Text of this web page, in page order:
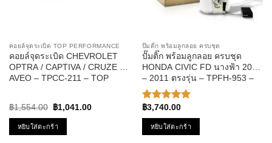
คอยล์จุดระเบิด TOP PERFORMANCE
คอยล์จุดระเบิด CHEVROLET
OPTRA / CAPTIVA / CRUZE /
AVEO – TPCC-211 – TOP
฿1,554.00
Original
was:
฿1,554.00.
฿1,041.00Current
หยิบใส่ตะกร้า
ปั๊มติ๊ก พร้อมลูกลอย ครบชุด
ปั๊มติ๊ก พร้อมลูกลอย ครบชุด
HONDA CIVIC FD นางฟ้า 2006
– 2011 ตรงรุ่น – TPFH-953 –
TOP PERFORMANCE JAPAN
– ปั๊มติก ซีวิค
ให้คะแนน
5.00ตั้งแต่
1-5
คะแนน
฿3,740.00
หยิบใส่ตะกร้า